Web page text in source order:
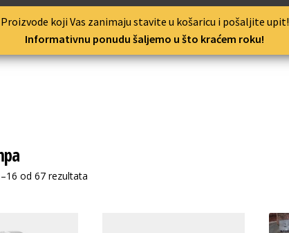
Proizvode koji Vas zanimaju stavite u košaricu i pošaljite upit!
Informativnu ponudu šaljemo u što kraćem roku!
od 67 rezultata